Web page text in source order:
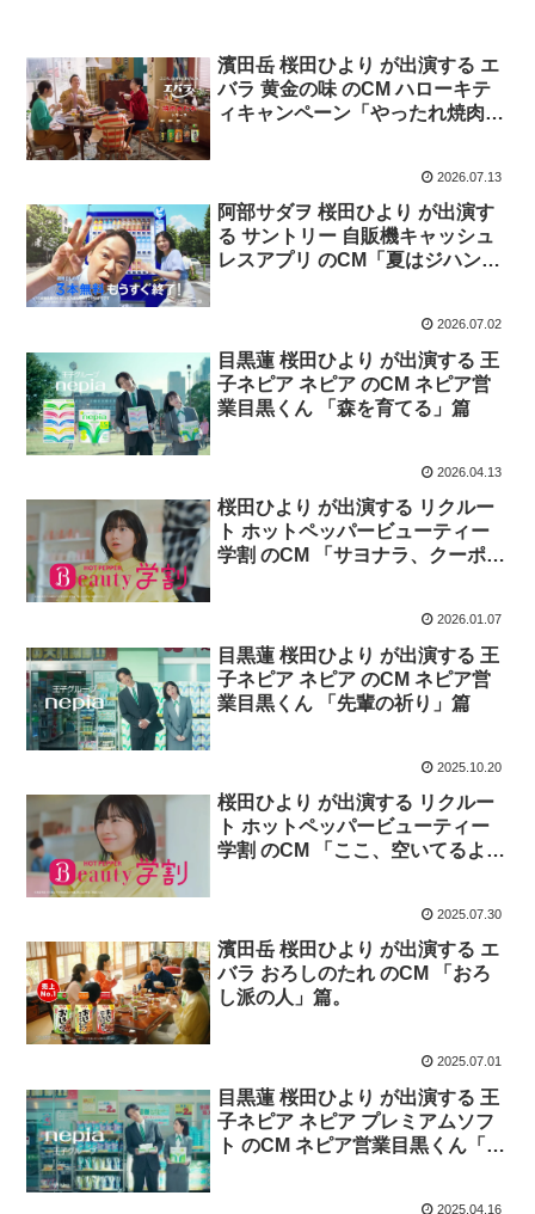
濱田岳 桜田ひより が出演する エ
バラ 黄金の味 のCM ハローキテ
ィキャンペーン「やったれ焼肉」
2026.07.13
阿部サダヲ 桜田ひより が出演す
る サントリー 自販機キャッシュ
レスアプリ のCM「夏はジハンピ
2026.07.02
目黒蓮 桜田ひより が出演する 王
子ネピア ネピア のCM ネピア営
業目黒くん 「森を育てる」篇
2026.04.13
桜田ひより が出演する リクルー
ト ホットペッパービューティー
学割 のCM 「サヨナラ、クーポン
2026.01.07
目黒蓮 桜田ひより が出演する 王
子ネピア ネピア のCM ネピア営
業目黒くん 「先輩の祈り」篇
2025.10.20
桜田ひより が出演する リクルー
ト ホットペッパービューティー
学割 のCM 「ここ、空いてるよ
2025.07.30
濱田岳 桜田ひより が出演する エ
バラ おろしのたれ のCM 「おろ
し派の人」篇。
2025.07.01
目黒蓮 桜田ひより が出演する 王
子ネピア ネピア プレミアムソフ
ト のCM ネピア営業目黒くん「登
2025.04.16